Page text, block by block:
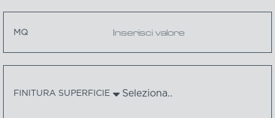
MQ
FINITURA SUPERFICIE